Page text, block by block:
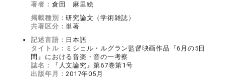
著者： 倉田 麻里絵
掲載種別：研究論文（学術雑誌）
共著区分：単著
記述言語： 日本語
タイトル： ミシェル・ルグラン監督映画作品『6月の5日
間』における音楽・音の一考察
誌名：
『人文論究』第67巻第1号
出版年月：2017年05月